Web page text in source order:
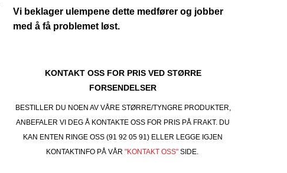
Vi beklager ulempene dette medfører og jobber
med å få problemet løst.
KONTAKT OSS FOR PRIS VED STØRRE
FORSENDELSER
BESTILLER DU NOEN AV VÅRE STØRRE/TYNGRE PRODUKTER,
ANBEFALER VI DEG Å KONTAKTE OSS FOR PRIS PÅ FRAKT. DU
KAN ENTEN RINGE OSS (91 92 05 91) ELLER LEGGE IGJEN
KONTAKTINFO PÅ VÅR "KONTAKT OSS"SIDE.